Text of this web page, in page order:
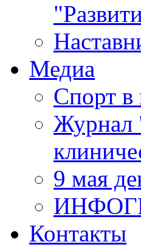
Медиа
Спорт в
Журнал
9 мая
Контакты